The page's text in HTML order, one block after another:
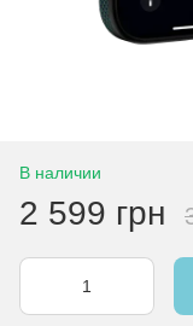
В наличии
2 599 грн